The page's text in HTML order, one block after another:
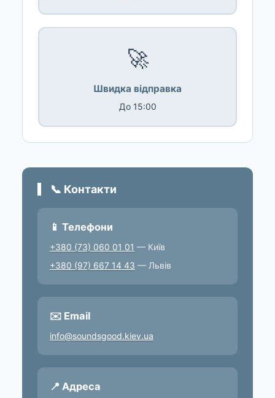
🚀
Швидка відправка
До 15:00
📞 Контакти
📱 Телефони
+380 (73) 060 01 01 — Київ
+380 (97) 667 14 43 — Львів
✉️ Email
info@soundsgood.kiev.ua
📍 Адреса